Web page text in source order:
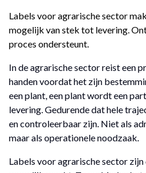
Labels voor agrarische sector
mogelijk van stek tot levering.
proces ondersteunt.
In de agrarische sector reist een
handen voordat het zijn
een plant, een plant wordt een
levering. Gedurende dat hele
en controleerbaar zijn. Niet als
maar als operationele noodzaak.
Labels voor agrarische sector